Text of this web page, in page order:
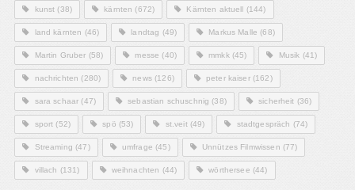
kunst (38) kärnten (672) Kärnten aktuell (144)
land kärnten (46) landtag (49) Markus Malle (68)
Martin Gruber (58) messe (40) mmkk(45) Musik (41)
nachrichten (280) news(126) peter kaiser(162)
sara schaar (47) sebastian schuschnig (38) sicherheit (36)
sport (52) spö (53) st.veit(49) stadtgespräch (74)
Streaming (47) umfrage (45) Unnützes Filmwissen (77)
villach (131) weihnachten (44) wörthersee (44)